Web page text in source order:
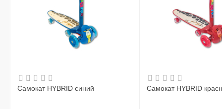
Самокат HYBRID синий Самокат HYBRID